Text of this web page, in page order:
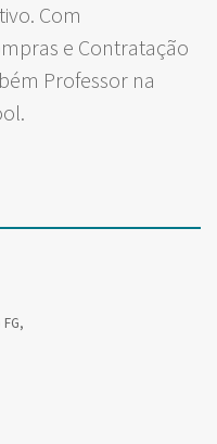
Com
e Contratação
Professor na